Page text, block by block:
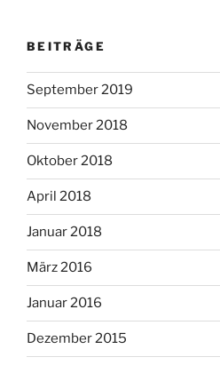
BEITRÄGE
September 2019
November 2018
Oktober 2018
April 2018
Januar 2018
März 2016
Januar 2016
Dezember 2015